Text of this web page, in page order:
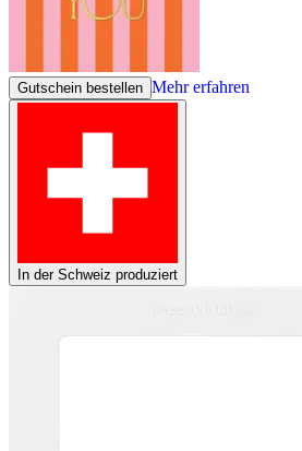
Gutschein bestellen Mehr erfahren
In der Schweiz produziert